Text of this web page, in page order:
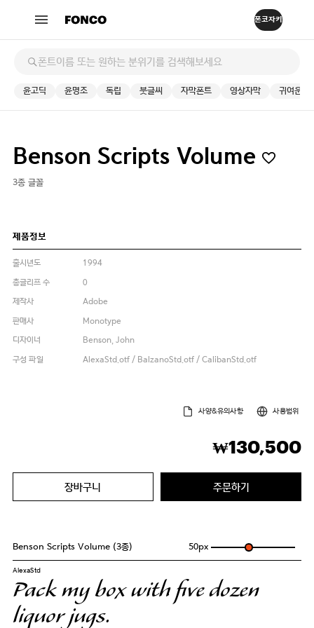
윤고딕 윤명조 독립 붓글씨 자막폰트 영상자막 귀여운
Benson Scripts Volume
3종 글꼴
제품정보
출시년도
1994
총글리프 수
0
제작사
Adobe
판매사
Monotype
디자이너
Benson, John
구성 파일
AlexaStd.otf / BalzanoStd.otf / CalibanStd.otf
사양&유의사항 사용범위
₩130,500
장바구니 주문하기
Benson Scripts Volume (3종) 50px
AlexaStd
Pack my box with five dozen
liquor jugs.